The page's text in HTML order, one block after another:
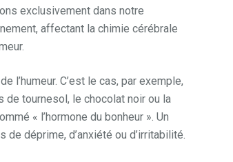
exclusivement dans notre
affectant la chimie cérébrale
C’est le cas, par exemple,
tournesol, le chocolat noir ou la
« l’hormone du bonheur ». Un
déprime, d’anxiété ou d’irritabilité.